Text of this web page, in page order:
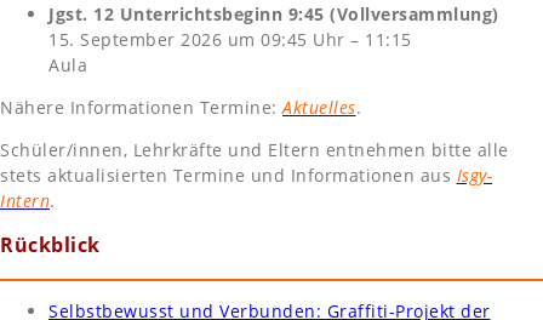
Jgst. 12 Unterrichtsbeginn 9:45 (Vollversammlung)
15. September 2026 um 09:45 Uhr – 11:15
Aula
Nähere Informationen Termine: Aktuelles.
Schüler/innen, Lehrkräfte und Eltern entnehmen bitte alle
stets aktualisierten Termine und Informationen aus Isgy-
Intern.
Rückblick
Selbstbewusst und Verbunden: Graffiti-Projekt der